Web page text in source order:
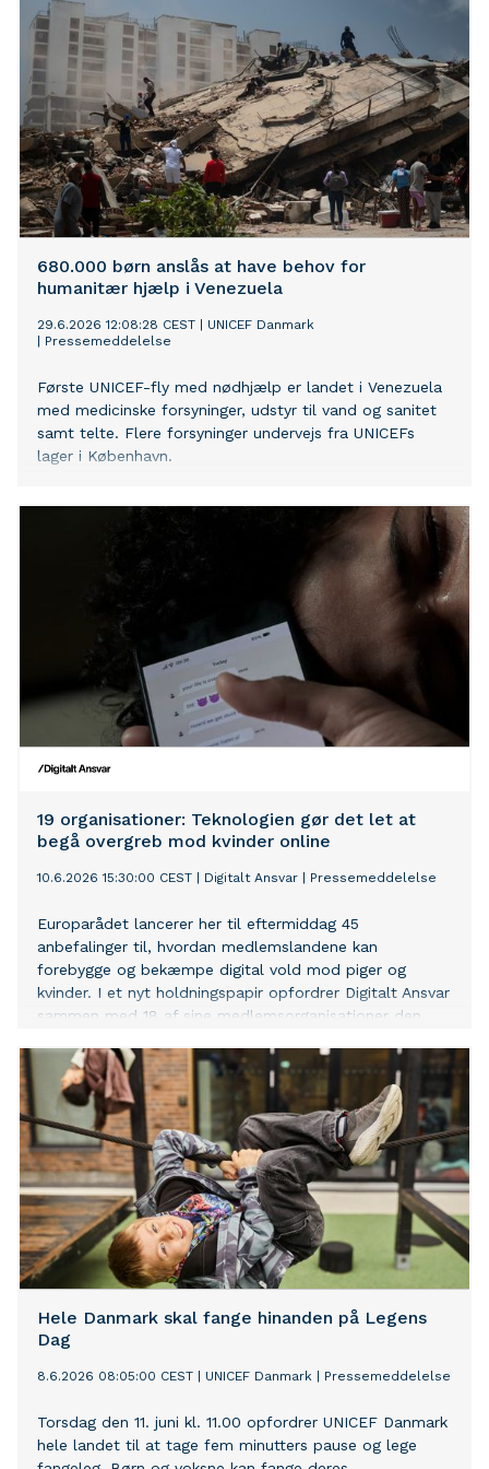
680.000 børn anslås at have behov for
humanitær hjælp i Venezuela
29.6.2026 12:08:28 CEST
UNICEF Danmark
Pressemeddelelse
Første UNICEF-fly med nødhjælp er landet i Venezuela
med medicinske forsyninger, udstyr til vand og sanitet
samt telte. Flere forsyninger undervejs fra UNICEFs
lager i København.
19 organisationer: Teknologien gør det let at
begå overgreb mod kvinder online
10.6.2026 15:30:00 CEST Digitalt Ansvar Pressemeddelelse
Europarådet lancerer her til eftermiddag 45
anbefalinger til, hvordan medlemslandene kan
forebygge og bekæmpe digital vold mod piger og
kvinder. I et nyt holdningspapir opfordrer Digitalt Ansvar
sammen med 18 af sine medlemsorganisationer den
anbefalingerne. Særligt tre af anbefalinger er helt
centrale for at skabe en bedre beskyttelse for piger og
kvinder online.
Hele Danmark skal fange hinanden på Legens
Dag
8.6.2026 08:05:00 CEST UNICEF Danmark Pressemeddelelse
Torsdag den 11. juni kl. 11.00 opfordrer UNICEF Danmark
hele landet til at tage fem minutters pause og lege